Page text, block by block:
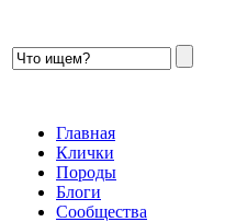
Главная
Клички
Породы
Блоги
Сообщества